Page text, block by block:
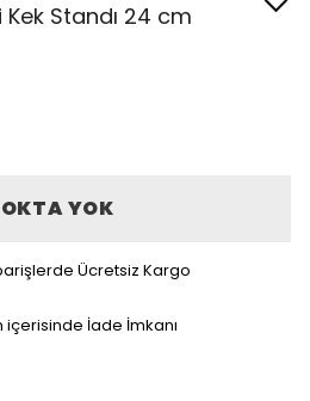
Standı 24 cm
YOK
Ücretsiz Kargo
içerisinde İade İmkanı